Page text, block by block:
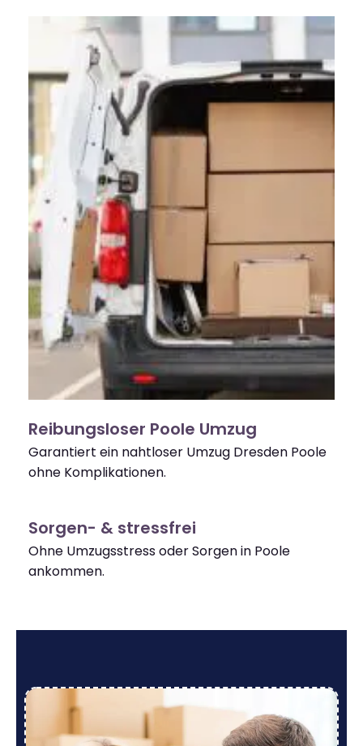
Reibungsloser Poole Umzug
Garantiert ein nahtloser Umzug Dresden Poole
ohne Komplikationen.
Sorgen- & stressfrei
Ohne Umzugsstress oder Sorgen in Poole
ankommen.